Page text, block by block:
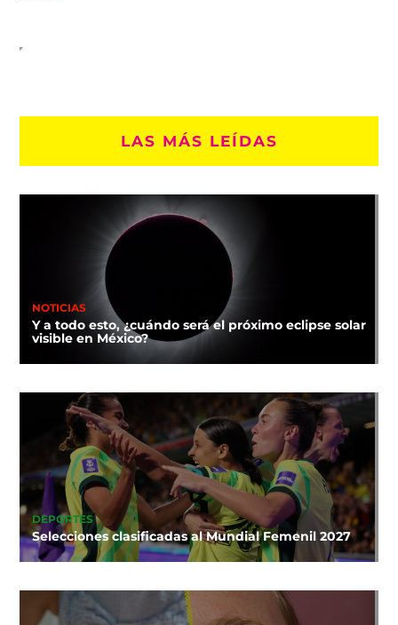
LAS MÁS LEÍDAS
NOTICIAS
Y a todo esto, ¿cuándo será el próximo eclipse solar
visible en México?
DEPORTES
Selecciones clasificadas al Mundial Femenil 2027